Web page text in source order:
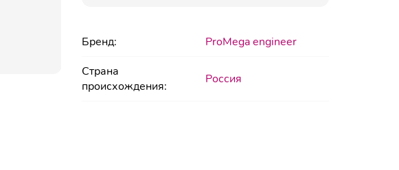
Бренд:
ProMega engineer
Страна
происхождения:
Россия